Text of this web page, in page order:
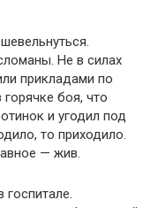
Не в силах
прикладами по
боя, что
и угодил под
то приходило.
— жив.